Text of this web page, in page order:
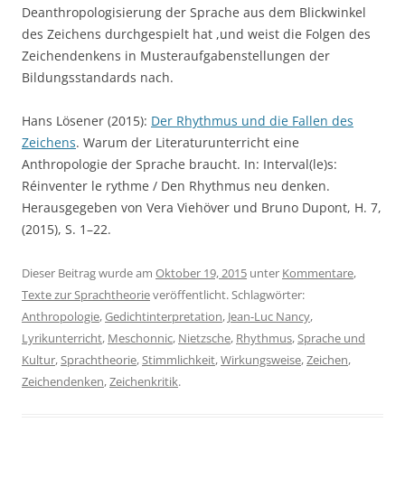
Deanthropologisierung der Sprache aus dem Blickwinkel
des Zeichens durchgespielt hat ,und weist die Folgen des
Zeichendenkens in Musteraufgabenstellungen der
Bildungsstandards nach.
Hans Lösener (2015): Der Rhythmus und die Fallen des
Zeichens. Warum der Literaturunterricht eine
Anthropologie der Sprache braucht. In: Interval(le)s:
Réinventer le rythme / Den Rhythmus neu denken.
Herausgegeben von Vera Viehöver und Bruno Dupont, H. 7,
(2015), S. 1–22.
Dieser Beitrag wurde am Oktober 19, 2015 unter Kommentare,
Texte zur Sprachtheorieveröffentlicht. Schlagwörter:
Anthropologie,Gedichtinterpretation, Jean-Luc Nancy,
Lyrikunterricht, Meschonnic, Nietzsche, Rhythmus,Sprache und
Kultur,Sprachtheorie,Stimmlichkeit,Wirkungsweise,Zeichen,
Zeichendenken,Zeichenkritik.